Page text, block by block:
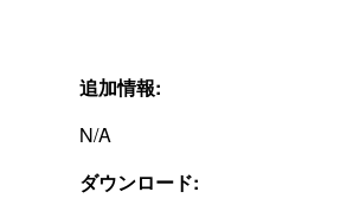
追加情報:
N/A
ダウンロード: